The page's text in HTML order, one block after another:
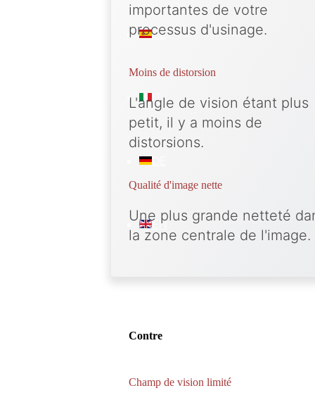
ES
IT
EN
importantes de votre
processus d'usinage.
Moins de distorsion
L'angle de vision étant plus
petit, il y a moins de
distorsions.
Qualité d'image nette
Une plus grande netteté
la zone centrale de l'image.
Contre
Champ de vision limité